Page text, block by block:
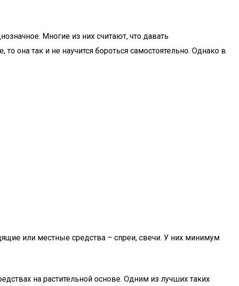
Многие из них считают, что давать
она так и не научится бороться самостоятельно. Однако в
или местные средства – спреи, свечи. У них минимум
на растительной основе. Одним из лучших таких